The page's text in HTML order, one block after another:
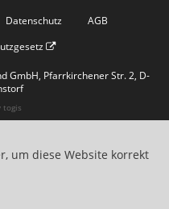
Datenschutz
AGB
GmbH, Pfarrkirchener Str. 2, D-
togis
um diese Website korrekt